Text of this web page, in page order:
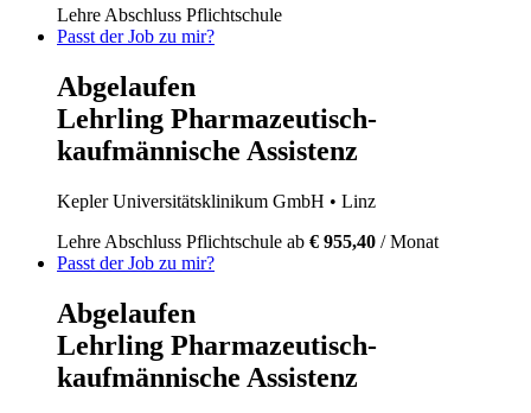
Lehre Abschluss Pflichtschule
Passt der Job zu mir?
Abgelaufen
Lehrling Pharmazeutisch-
kaufmännische Assistenz
Kepler Universitätsklinikum GmbH • Linz
Lehre Abschluss Pflichtschule ab € 955,40 / Monat
Passt der Job zu mir?
Abgelaufen
Lehrling Pharmazeutisch-
kaufmännische Assistenz